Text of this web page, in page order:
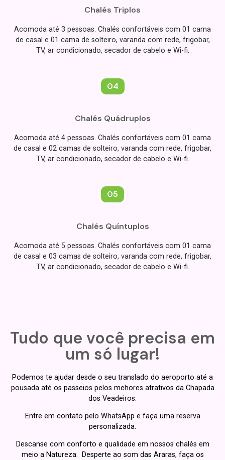
Chalés Triplos
Acomoda até 3 pessoas. Chalés confortáveis com 01 cama
de casal e 01 cama de solteiro, varanda com rede, frigobar,
TV, ar condicionado, secador de cabelo e Wi-fi.
04
Chalés Quádruplos
Acomoda até 4 pessoas. Chalés confortáveis com 01 cama
de casal e 02 camas de solteiro, varanda com rede, frigobar,
TV, ar condicionado, secador de cabelo e Wi-fi.
05
Chalés Quíntuplos
Acomoda até 5 pessoas. Chalés confortáveis com 01 cama
de casal e 03 camas de solteiro, varanda com rede, frigobar,
TV, ar condicionado, secador de cabelo e Wi-fi.
Tudo que você precisa em
um só lugar!
Podemos te ajudar desde o seu translado do aeroporto até a
pousada até os passeios pelos mehores atrativos da Chapada
dos Veadeiros.
Entre em contato pelo WhatsApp e faça uma reserva
personalizada.
Descanse com conforto e qualidade em nossos chalés em
meio a Natureza. Desperte ao som das Araras, faça os